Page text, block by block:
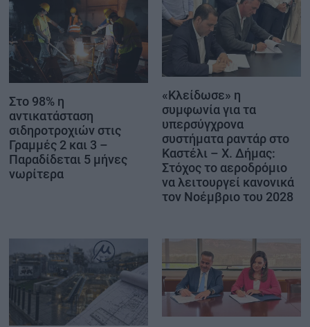
Στο 98% η
αντικατάσταση
σιδηροτροχιών στις
Γραμμές 2 και 3 –
Παραδίδεται 5 μήνες
νωρίτερα
«Κλείδωσε» η
συμφωνία για τα
υπερσύγχρονα
συστήματα ραντάρ στο
Καστέλι – Χ. Δήμας:
Στόχος το αεροδρόμιο
να λειτουργεί κανονικά
τον Νοέμβριο του 2028